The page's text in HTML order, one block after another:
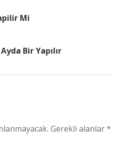
Mi
Bir Yapılır
Gerekli alanlar*